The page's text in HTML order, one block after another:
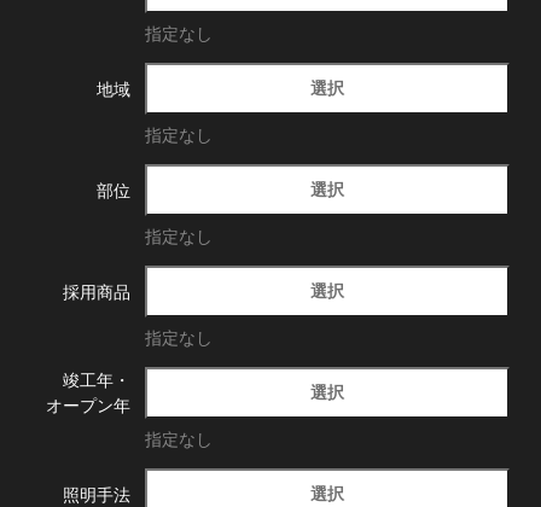
指定なし
地域 選択
指定なし
部位 選択
指定なし
採用商品 選択
指定なし
竣工年・
オープン年
選択
指定なし
照明手法 選択